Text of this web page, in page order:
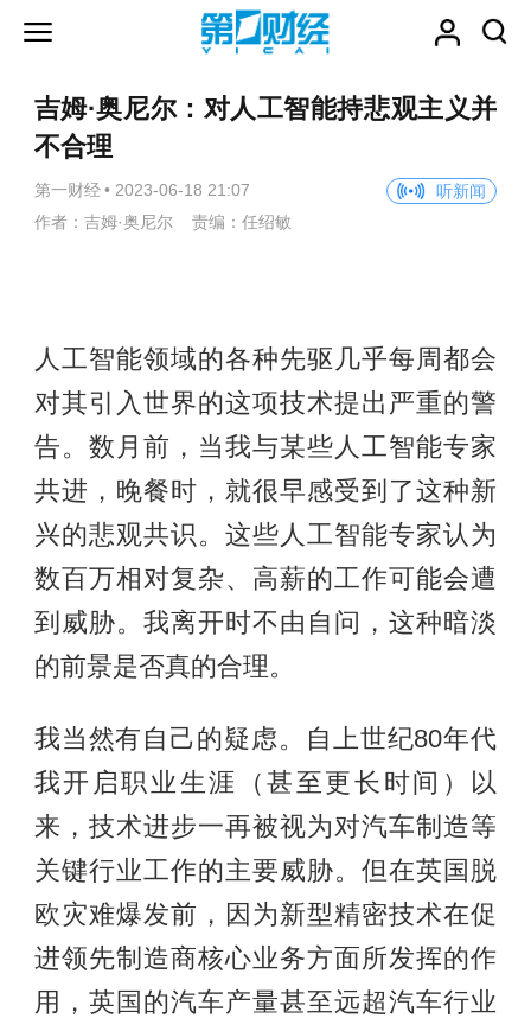
吉姆·奥尼尔：对人工智能持悲观主义并
不合理
第一财经 • 2023-06-18 21:07
听新闻
作者：吉姆·奥尼尔 责编：任绍敏
人工智能领域的各种先驱几乎每周都会
对其引入世界的这项技术提出严重的警
告。数月前，当我与某些人工智能专家
共进，晚餐时，就很早感受到了这种新
兴的悲观共识。这些人工智能专家认为
数百万相对复杂、高薪的工作可能会遭
到威胁。我离开时不由自问，这种暗淡
的前景是否真的合理。
我当然有自己的疑虑。自上世纪80年代
我开启职业生涯（甚至更长时间）以
来，技术进步一再被视为对汽车制造等
关键行业工作的主要威胁。但在英国脱
欧灾难爆发前，因为新型精密技术在促
进领先制造商核心业务方面所发挥的作
用，英国的汽车产量甚至远超汽车行业